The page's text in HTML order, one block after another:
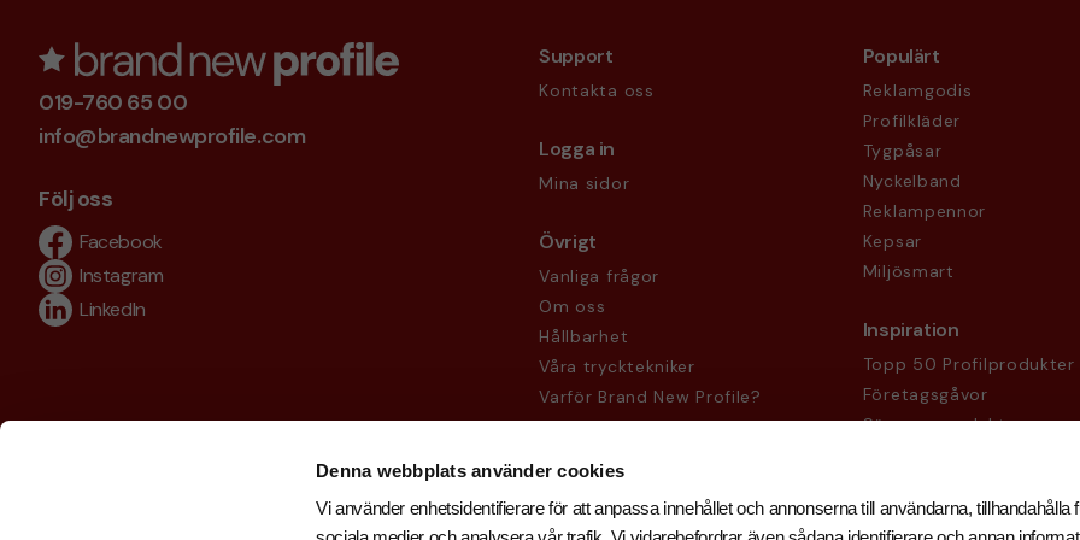
Denna webbplats använder cookies
Vi använder enhetsidentifierare för att anpassa innehållet och annonserna till användarna, tillhandahålla
019-760 65 00
info@brandnewprofile.com
Följ oss
Facebook
Instagram
LinkedIn
Support
Kontakta oss
Logga in
Mina sidor
Övrigt
Vanliga frågor
Om oss
Hållbarhet
Våra trycktekniker
Varför Brand New Profile?
Köpvillkor
Populärt
Reklamgodis
Profilkläder
Tygpåsar
Nyckelband
Reklampennor
Kepsar
Miljösmart
Inspiration
Topp 50 Profilprodukter
Företagsgåvor
Säsongsprodukter